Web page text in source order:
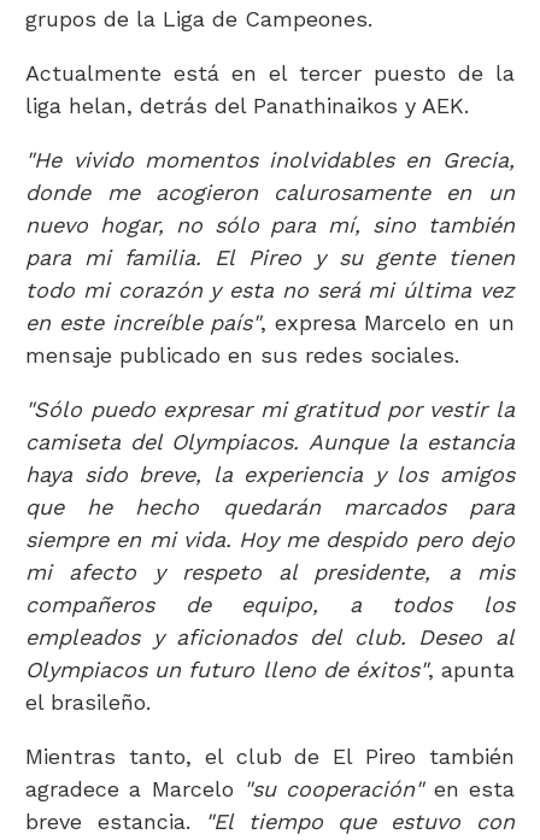
grupos de la Liga de Campeones.
Actualmente está en el tercer puesto de la
liga helan, detrás del Panathinaikos y AEK.
"He vivido momentos inolvidables en Grecia,
donde me acogieron calurosamente en un
nuevo hogar, no sólo para mí, sino también
para mi familia. El Pireo y su gente tienen
todo mi corazón y esta no será mi última vez
en este increíble país", expresa Marcelo en un
mensaje publicado en sus redes sociales.
"Sólo puedo expresar mi gratitud por vestir la
camiseta del Olympiacos. Aunque la estancia
haya sido breve, la experiencia y los amigos
que he hecho quedarán marcados para
siempre en mi vida. Hoy me despido pero dejo
mi afecto y respeto al presidente, a mis
compañeros de equipo, a todos los
empleados y aficionados del club. Deseo al
Olympiacos un futuro lleno de éxitos", apunta
el brasileño.
Mientras tanto, el club de El Pireo también
agradece a Marcelo "su cooperación"en esta
breve estancia.
"El tiempo que estuvo con